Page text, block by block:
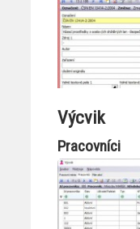
Výcvik
Pracovníci